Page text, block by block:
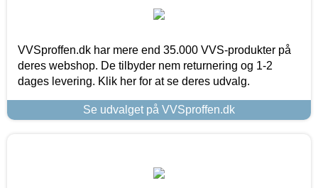
VVSproffen.dk har mere end 35.000 VVS-produkter på
deres webshop. De tilbyder nem returnering og 1-2
dages levering. Klik her for at se deres udvalg.
Se udvalget på VVSproffen.dk